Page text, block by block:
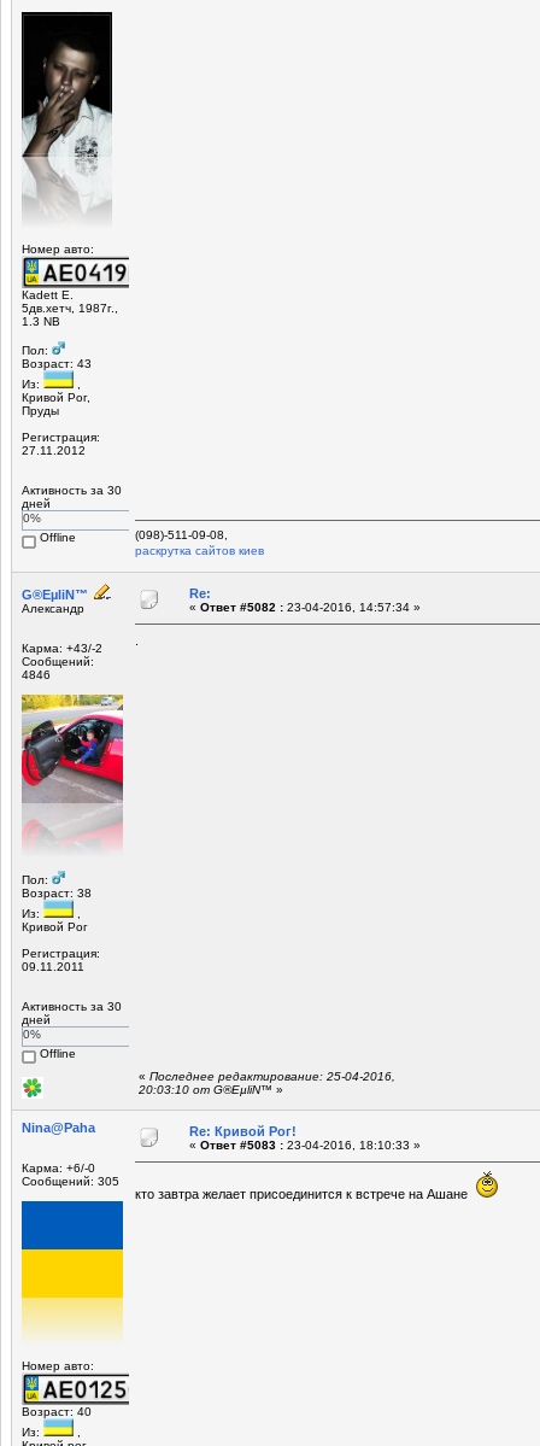
Номер авто:
Кadett Е.
5дв.хетч, 1987г.,
1.3 NB
Пол:
Возраст: 43
Из:
,
Кривой Рог,
Пруды
Регистрация:
27.11.2012
Активность за 30
дней
0%
Offline
(098)-511-09-08,
раскрутка сайтов киев
G®EµliN™
Александр
Карма: +43/-2
Сообщений:
4846
Пол:
Возраст: 38
Из:
Кривой Рог
Регистрация:
09.11.2011
Активность за 30
дней
0%
Offline
Re:
« Ответ #5082 : 23-04-2016, 14:57:34 »
« Последнее редактирование: 25-04-2016,
20:03:10 от G®EµliN™ »
Nina@Paha
Карма: +6/-0
Сообщений: 305
Номер авто:
Возраст: 40
Из:
,
Re: Кривой Рог!
« Ответ #5083 : 23-04-2016, 18:10:33 »
кто завтра желает присоединится к встрече на Ашане